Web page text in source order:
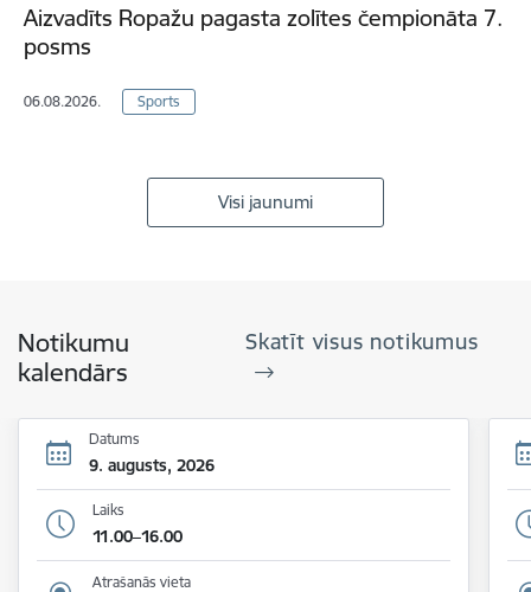
Aizvadīts Ropažu pagasta zolītes čempionāta 7.
posms
06.08.2026. Sports
Visi jaunumi
Notikumu
kalendārs
Skatīt visus notikumus
Datums
9. augusts, 2026
Laiks
11.00–16.00
Atrašanās vieta